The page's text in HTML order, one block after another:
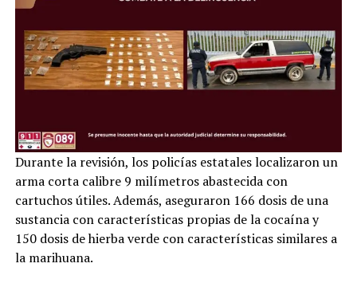
Durante la revisión, los policías estatales localizaron un
arma corta calibre 9 milímetros abastecida con
cartuchos útiles. Además, aseguraron 166 dosis de una
sustancia con características propias de la cocaína y
150 dosis de hierba verde con características similares a
la marihuana.